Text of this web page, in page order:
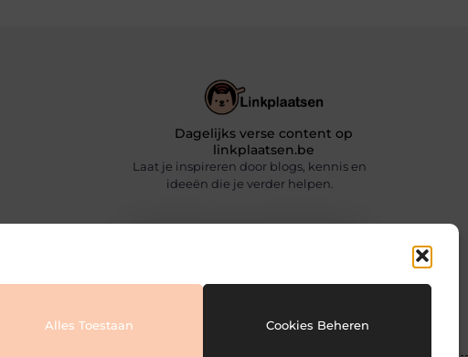
Alles Toestaan Cookies Beheren
Dagelijks verse content op
linkplaatsen.be
Laat je inspireren door blogs, kennis en
ideeën die je verder helpen.